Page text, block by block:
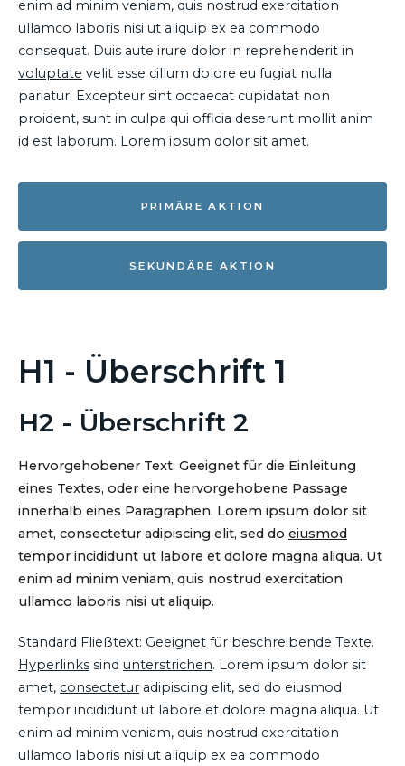
enim ad minim veniam, quis nostrud exercitation
ullamco laboris nisi ut aliquip ex ea commodo
consequat. Duis aute irure dolor in reprehenderit in
voluptate velit esse cillum dolore eu fugiat nulla
pariatur. Excepteur sint occaecat cupidatat non
proident, sunt in culpa qui officia deserunt mollit anim
id est laborum. Lorem ipsum dolor sit amet.
PRIMÄRE AKTION
SEKUNDÄRE AKTION
H1 - Überschrift 1
H2 - Überschrift 2
Hervorgehobener Text: Geeignet für die Einleitung
eines Textes, oder eine hervorgehobene Passage
innerhalb eines Paragraphen. Lorem ipsum dolor sit
amet, consectetur adipiscing elit, sed do eiusmod
tempor incididunt ut labore et dolore magna aliqua. Ut
enim ad minim veniam, quis nostrud exercitation
ullamco laboris nisi ut aliquip.
Standard Fließtext: Geeignet für beschreibende Texte.
Hyperlinks sind unterstrichen. Lorem ipsum dolor sit
amet, consectetur adipiscing elit, sed do eiusmod
tempor incididunt ut labore et dolore magna aliqua. Ut
enim ad minim veniam, quis nostrud exercitation
ullamco laboris nisi ut aliquip ex ea commodo